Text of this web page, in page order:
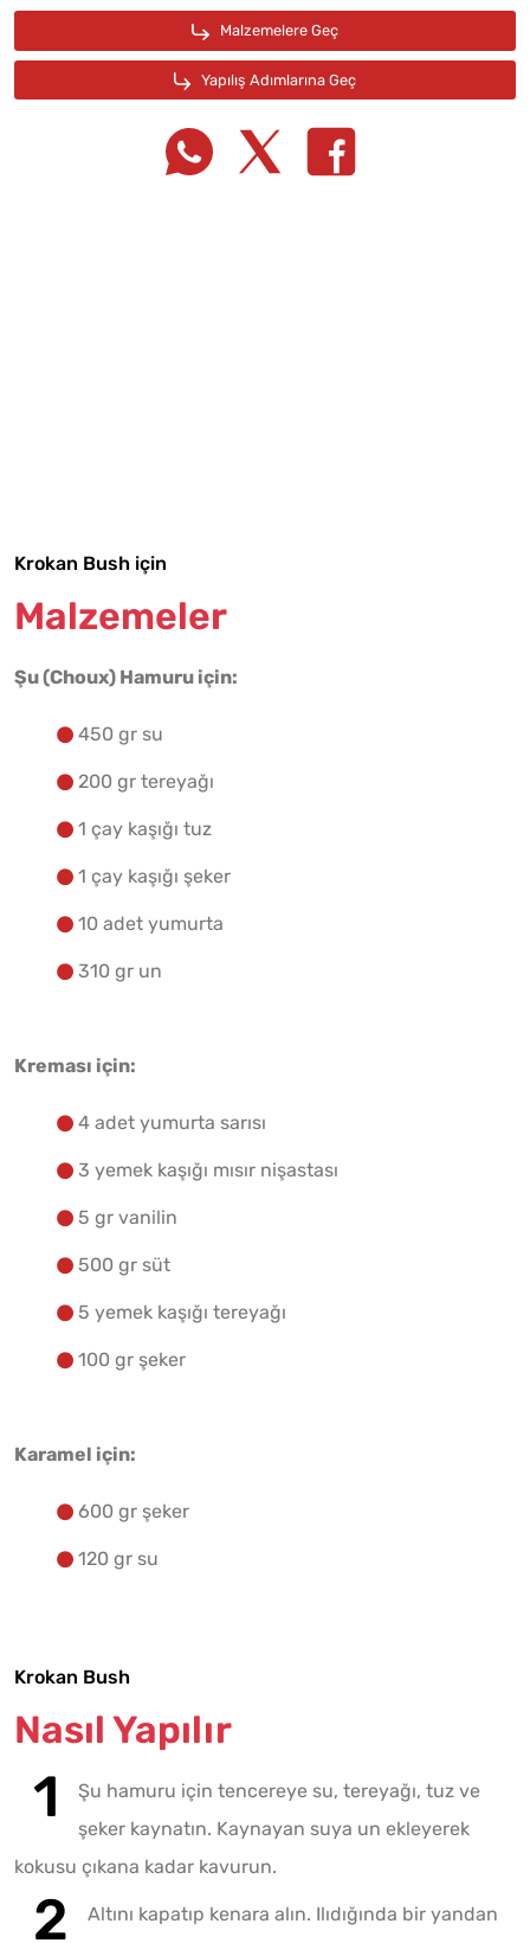
Krokan Bush için
Malzemeler
Şu (Choux) Hamuru için:
450 gr su
200 gr tereyağı
1 çay kaşığı tuz
1 çay kaşığı şeker
10 adet yumurta
310 gr un
Kreması için:
4 adet yumurta sarısı
3 yemek kaşığı mısır nişastası
5 gr vanilin
500 gr süt
5 yemek kaşığı tereyağı
100 gr şeker
Karamel için:
600 gr şeker
120 gr su
Krokan Bush
Nasıl Yapılır
Şu hamuru için tencereye su, tereyağı, tuz ve
şeker kaynatın. Kaynayan suya un ekleyerek
kokusu çıkana kadar kavurun.
Altını kapatıp kenara alın. Ilıdığında bir yandan